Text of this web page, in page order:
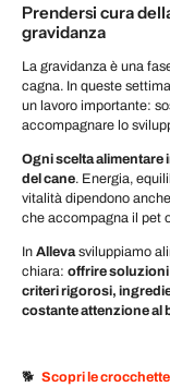
Prendersi cura
gravidanza
La gravidanza è una
cagna. In queste
un lavoro importante:
accompagnare lo
Ogni scelta alimentare
del cane. Energia,
vitalità dipendono
che accompagna il pet
In Alleva sviluppiamo
chiara: offrire
criteri rigorosi,
costante attenzione al
🐕 Scopri le